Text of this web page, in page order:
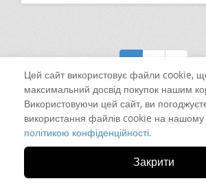
1
Цей сайт використовує файли cookie,
максимальний досвід покупок нашим
Використовуючи цей сайт, ви
використання файлів cookie на нашому
політикою конфіденційності.
Закрити